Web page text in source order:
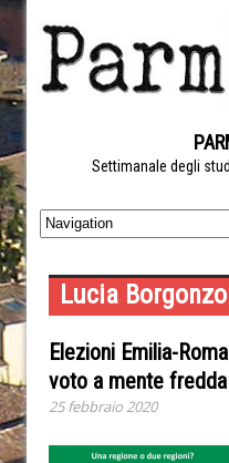
Settimanale degli
Lucia
Elezioni Emilia-
voto a mente fredda
25 febbraio 2020